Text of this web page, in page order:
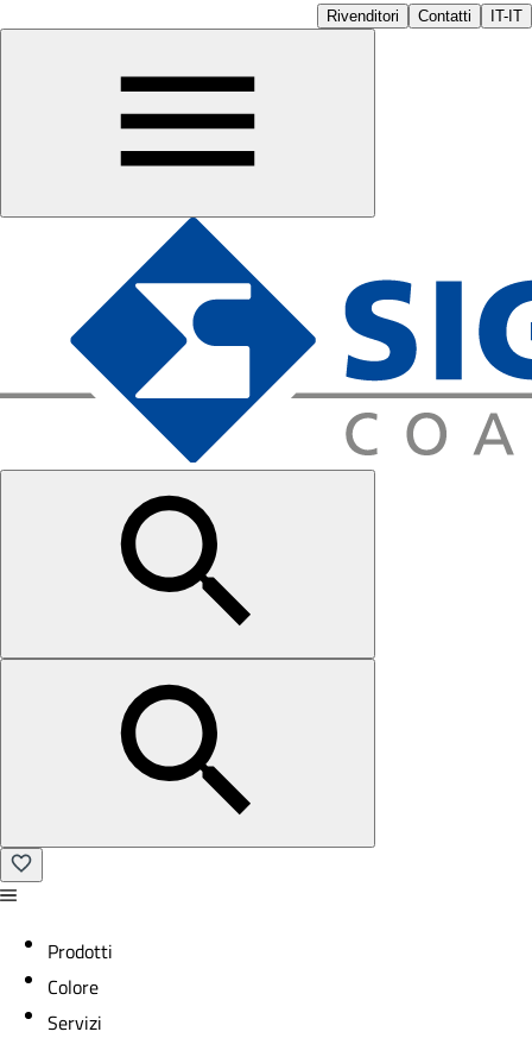
Rivenditori Contatti IT-IT
Prodotti
Colore
Servizi